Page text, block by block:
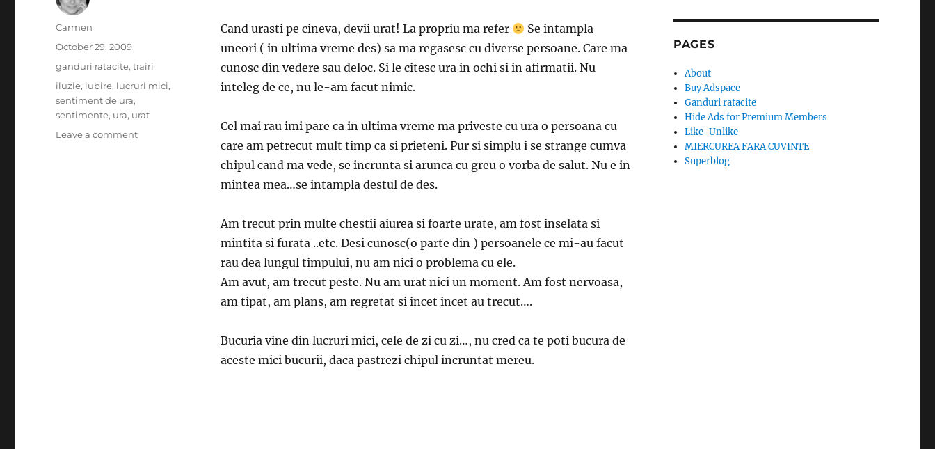
Cand urasti pe cineva, devii urat! La propriu ma refer
Se intampla
uneori ( in ultima vreme des) sa ma regasesc cu diverse persoane. Care ma
cunosc din vedere sau deloc. Si le citesc ura in ochi si in afirmatii. Nu
inteleg de ce, nu le-am facut nimic.
Cel mai rau imi pare ca in ultima vreme ma priveste cu ura o persoana cu
care am petrecut mult timp ca si prieteni. Pur si simplu i se strange cumva
chipul cand ma vede, se incrunta si arunca cu greu o vorba de salut. Nu e in
mintea mea…se intampla destul de des.
Am trecut prin multe chestii aiurea si foarte urate, am fost inselata si
mintita si furata ..etc. Desi cunosc(o parte din ) persoanele ce mi-au facut
rau dea lungul timpului, nu am nici o problema cu ele.
Am avut, am trecut peste. Nu am urat nici un moment. Am fost nervoasa,
am tipat, am plans, am regretat si incet incet au trecut….
Bucuria vine din lucruri mici, cele de zi cu zi…, nu cred ca te poti bucura de
aceste mici bucurii, daca pastrezi chipul incruntat mereu.
Author
Carmen
Posted
October 29, 2009
Categories
ganduri ratacite,trairi
Tags
iluzie, iubire, lucruri mici,
sentiment de ura,
sentimente, ura, urat
Leave a commenton
PAGES
About
Buy Adspace
Ganduri ratacite
Hide Ads for Premium Members
Like-Unlike
MIERCUREA FARA CUVINTE
Superblog